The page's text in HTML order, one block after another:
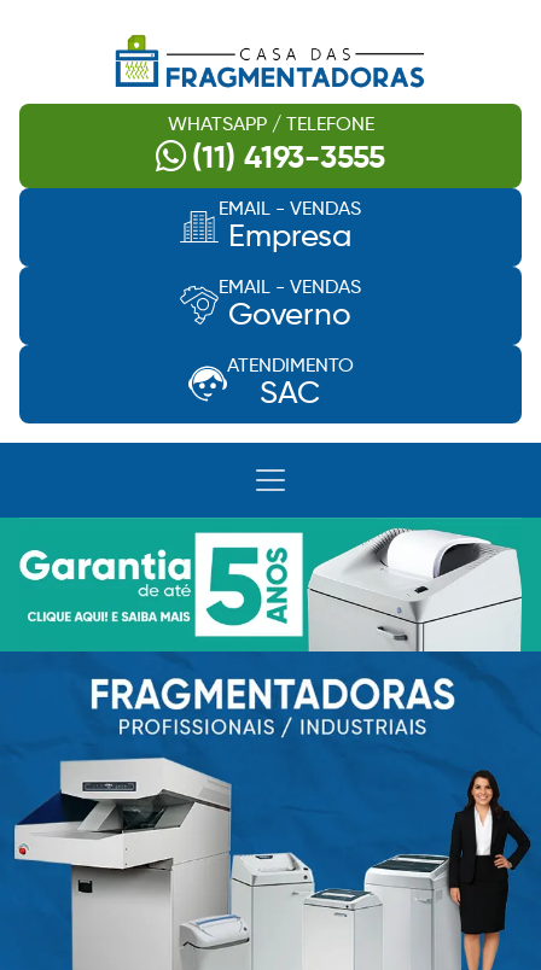
WHATSAPP / TELEFONE
(11) 4193-3555
EMAIL - VENDAS
Empresa
EMAIL - VENDAS
Governo
ATENDIMENTO
SAC